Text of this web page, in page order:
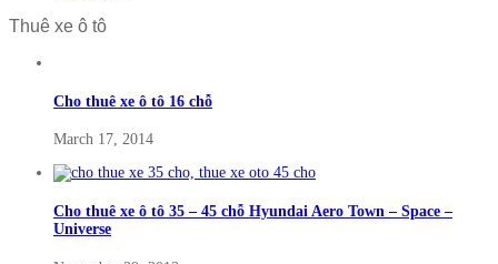
Thuê xe ô tô
Cho thuê xe ô tô 16 chỗ
March 17, 2014
Cho thuê xe ô tô 35 – 45 chỗ Hyundai Aero Town – Space –
Universe